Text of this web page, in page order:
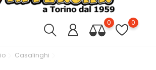
0 0
Casalinghi